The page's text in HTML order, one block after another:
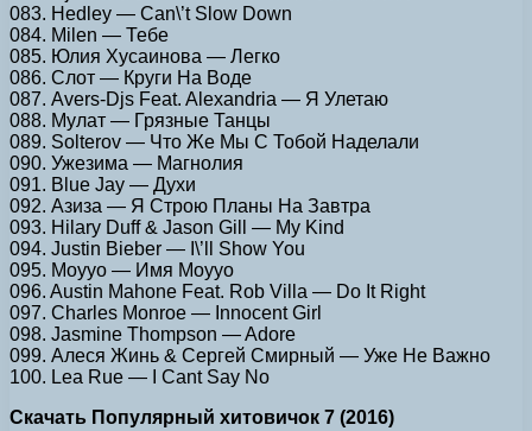
083. Hedley — Can\’t Slow Down
084. Milen — Тебе
085. Юлия Хусаинова — Легко
086. Слот — Круги На Воде
087. Avers-Djs Feat. Alexandria — Я Улетаю
088. Мулат — Грязные Танцы
089. Solterov — Что Же Мы С Тобой Наделали
090. Ужезима — Магнолия
091. Blue Jay — Духи
092. Азиза — Я Строю Планы На Завтра
093. Hilary Duff & Jason Gill — My Kind
094. Justin Bieber — I\’ll Show You
095. Moyyo — Имя Moyyo
096. Austin Mahone Feat. Rob Villa — Do It Right
097. Charles Monroe — Innocent Girl
098. Jasmine Thompson — Adore
099. Алеся Жинь & Сергей Смирный — Уже Не Важно
100. Lea Rue — I Cant Say No
Скачать Популярный хитовичок 7 (2016)